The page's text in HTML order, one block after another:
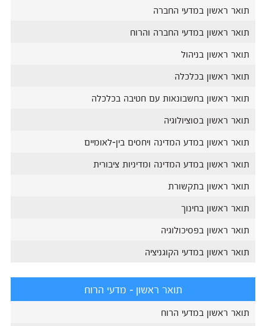
תואר ראשון במדעי החברה
תואר ראשון במדעי החברה והרוח
תואר ראשון בניהול
תואר ראשון בכלכלה
תואר ראשון בחשבונאות עם חטיבה בכלכלה
תואר ראשון בסוציולוגיה
תואר ראשון במדע המדינה ויחסים בין-לאומיים
תואר ראשון במדע המדינה ומדיניות ציבורית
תואר ראשון בתקשורת
תואר ראשון בחינוך
תואר ראשון בפסיכולוגיה
תואר ראשון במדעי הקוגניציה
תואר ראשון - מדעי הרוח
תואר ראשון במדעי הרוח